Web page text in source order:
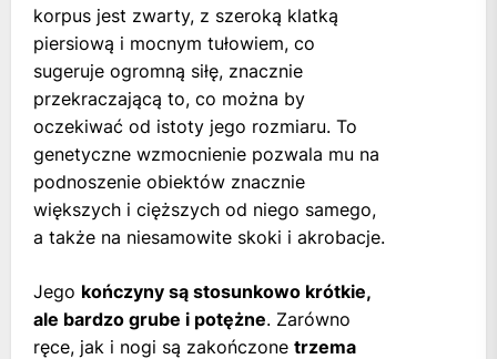
korpus jest zwarty, z szeroką klatką
piersiową i mocnym tułowiem, co
sugeruje ogromną siłę, znacznie
przekraczającą to, co można by
oczekiwać od istoty jego rozmiaru. To
genetyczne wzmocnienie pozwala mu na
podnoszenie obiektów znacznie
większych i cięższych od niego samego,
a także na niesamowite skoki i akrobacje.
Jego kończyny są stosunkowo krótkie,
ale bardzo grube i potężne. Zarówno
ręce, jak i nogi są zakończone trzema